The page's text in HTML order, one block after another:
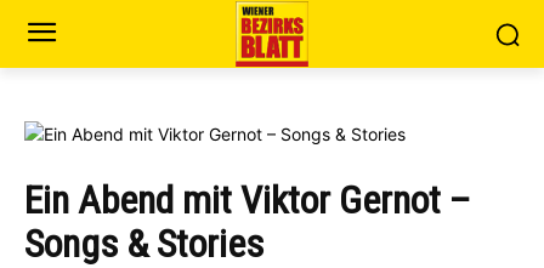
Ein Abend mit Viktor Gernot –
Songs & Stories